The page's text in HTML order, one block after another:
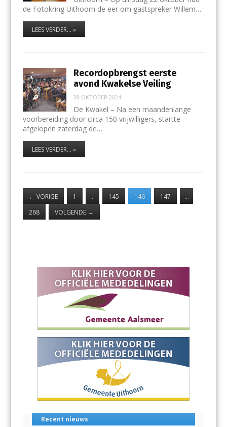
de Fotokring Uithoorn de eer om gastspreker Willem…
LEES VERDER... »
Recordopbrengst eerste
avond Kwakelse Veiling
28 OKTOBER 2024
De Kwakel – Na een maandenlange
voorbereiding door circa 150 vrijwilligers, startte
afgelopen zaterdag de…
LEES VERDER... »
← VORIGE 1 … 145 146 147
…
268
VOLGENDE →
Recent nieuws